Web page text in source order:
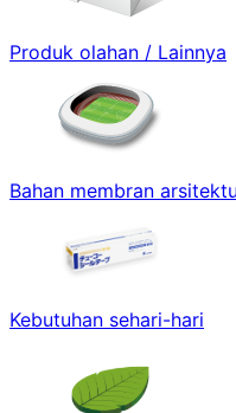
Produk olahan / Lainnya
Bahan membran
Kebutuhan sehari-hari